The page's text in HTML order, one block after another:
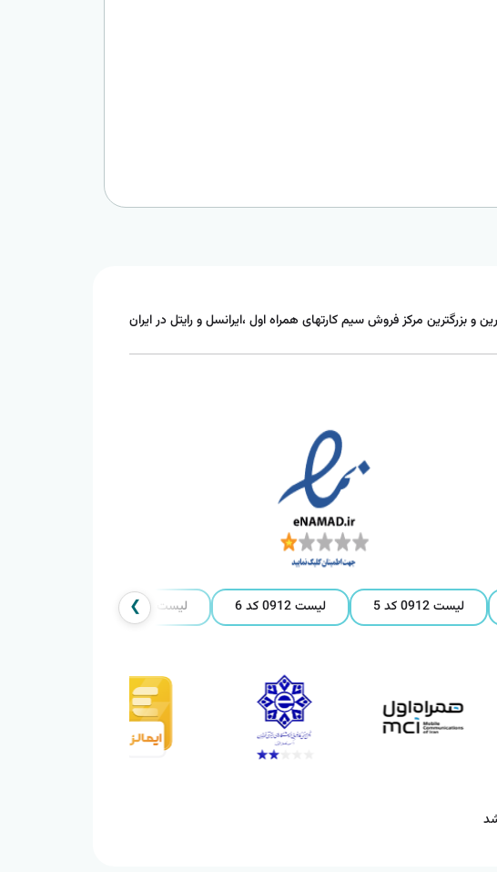
و بزرگترین مرکز فروش سیم کارتهای همراه اول ،ایرانسل و رایتل در ایران
لیست 0912 کد 5 لیست 0912 کد 6 لیست 0912 کد 7 ❯